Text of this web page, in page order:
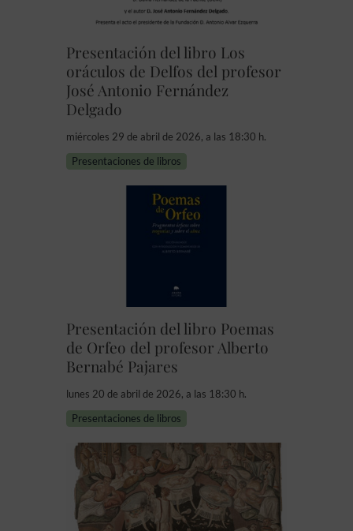
Presentación del libro Los
oráculos de Delfos del profesor
José Antonio Fernández
Delgado
miércoles 29 de abril de 2026, a las 18:30 h.
Presentaciones de libros
Presentación del libro Poemas
de Orfeo del profesor Alberto
Bernabé Pajares
lunes 20 de abril de 2026, a las 18:30 h.
Presentaciones de libros